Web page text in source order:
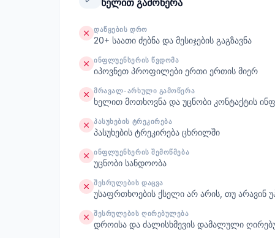
ხელით გამოწერა
ᲓᲐᲬᲧᲔᲑᲘᲡ ᲓᲠᲝ
20+ საათი ძებნა და მესიჯების გაგზავნა
ᲘᲜᲤᲚᲣᲔᲜᲡᲔᲠᲘᲡ ᲬᲕᲓᲝᲛᲐ
იპოვნეთ პროფილები ერთი ერთის მიერ
ᲛᲠᲐᲕᲐᲚ-ᲐᲠᲮᲣᲚᲘ ᲒᲐᲛᲝᲬᲔᲠᲐ
ხელით მოთხოვნა და უცნობი კონტაქტის
ᲞᲐᲡᲣᲮᲔᲑᲘᲡ ᲢᲠᲔᲙᲘᲠᲔᲑᲐ
პასუხების ტრეკირება ცხრილში
ᲘᲜᲤᲚᲣᲔᲜᲡᲔᲠᲘᲡ ᲨᲔᲛᲝᲬᲛᲔᲑᲐ
უცნობი სანდოობა
ᲨᲔᲡᲠᲣᲚᲔᲑᲘᲡ ᲓᲐᲪᲕᲐ
უსაფრთხოების ქსელი არ არის, თუ არავინ
ᲨᲔᲡᲠᲣᲚᲔᲑᲘᲡ ᲦᲘᲠᲔᲑᲣᲚᲔᲑᲐ
დროისა და ძალისხმევის დამალული